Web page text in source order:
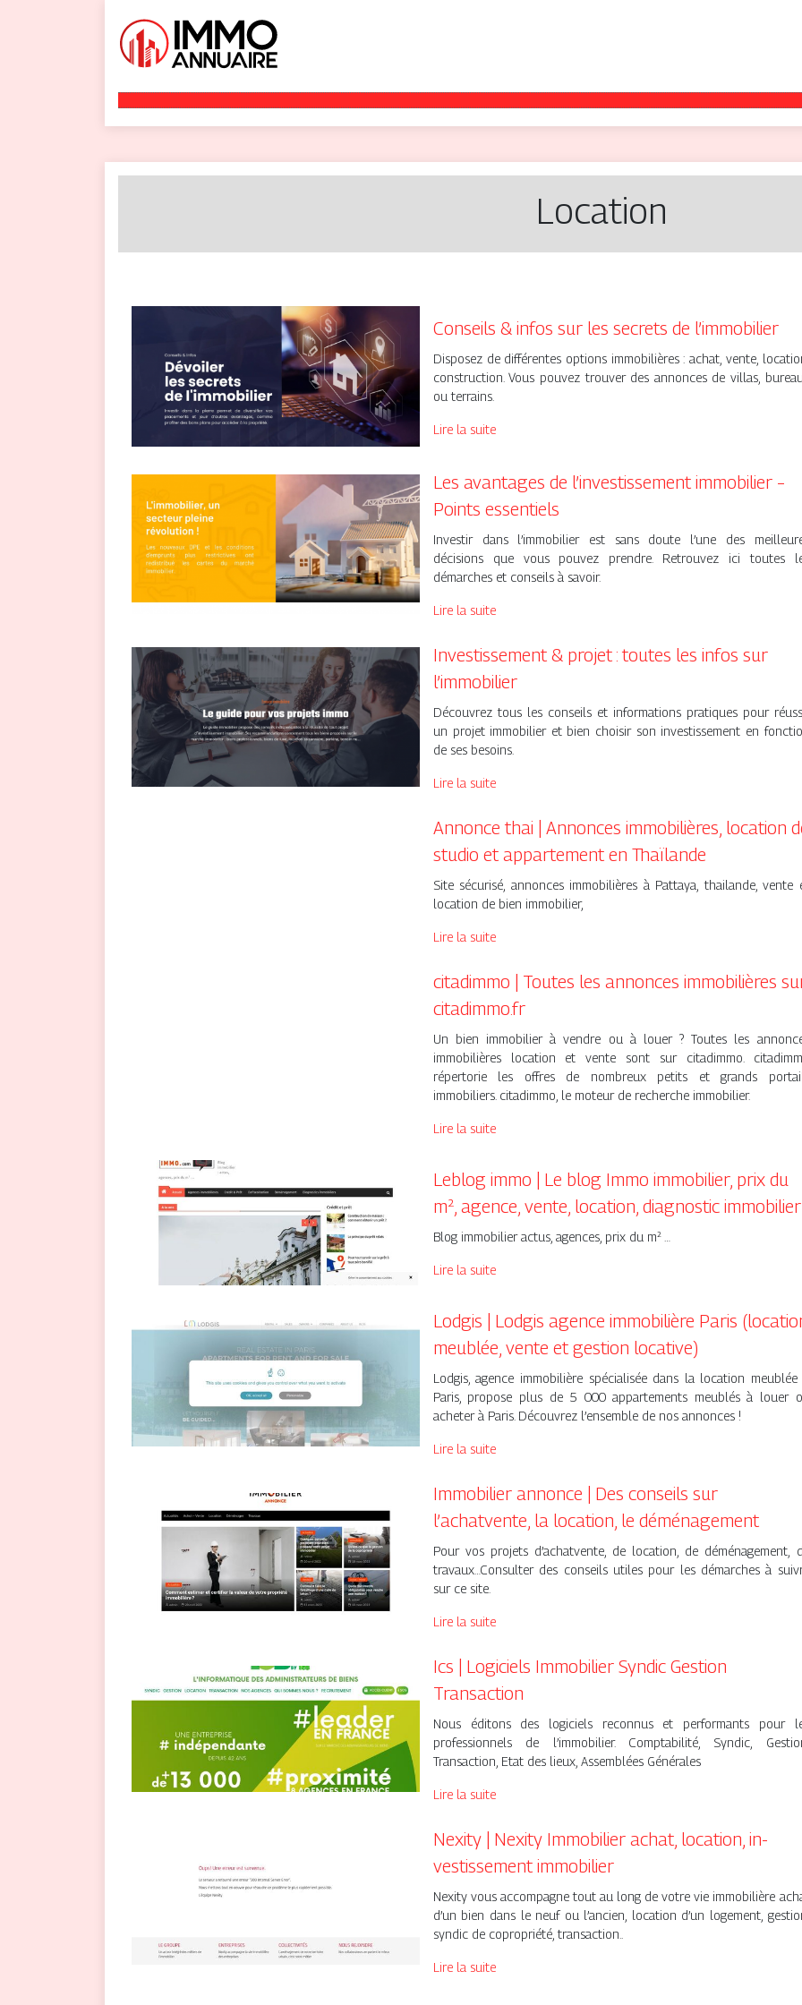
Location
Conseils & infos sur les secrets de l’immobilier
Disposez de différentes options immobilières : achat, vente,
construction. Vous pouvez trouver des annonces de villas,
ou terrains.
Lire la suite
Les avantages de l’investissement immobilier –
Points essentiels
Investir dans l’immobilier est sans doute l’une des
décisions que vous pouvez prendre. Retrouvez ici toutes
démarches et conseils à savoir.
Lire la suite
Investissement & projet : toutes les infos sur
l’immobilier
Découvrez tous les conseils et informations pratiques pour
un projet immobilier et bien choisir son investissement en
de ses besoins.
Lire la suite
Annonce thai | Annonces im­mobi­lières, location
studio et appartement en Thaïlande
Site sécurisé, annonces immobilières à Pattaya, thailande, vente
location de bien immobilier,
Lire la suite
citadimmo | Toutes les annonces im­mobi­lières
citadimmo.fr
Un bien immobilier à vendre ou à louer ? Toutes les
immobilières location et vente sont sur citadimmo.
répertorie les offres de nombreux petits et grands
immobiliers. citadimmo, le moteur de recherche immobilier.
Lire la suite
Leblog immo | Le blog Immo immobilier, prix du
m², agence, vente, location, diagnostic immobilier
Blog immobilier actus, agences, prix du m² …
Lire la suite
Lodgis | Lodgis agence immobilière Paris
meublée, vente et gestion locative)
Lodgis, agence immobilière spécialisée dans la location meublée
Paris, propose plus de 5 000 appartements meublés à louer
acheter à Paris. Découvrez l’ensemble de nos annonces !
Lire la suite
Immobilier annonce | Des conseils sur
l’achatvente, la location, le déménage­ment
Pour vos projets d’achatvente, de location, de déménagement,
travaux…Consulter des conseils utiles pour les démarches à
sur ce site.
Lire la suite
Ics | Logiciels Immobilier Syndic Gestion
Transaction
Nous éditons des logiciels reconnus et performants pour
professionnels de l’immobilier. Comptabilité, Syndic,
Transaction, Etat des lieux, Assemblées Générales
Lire la suite
Nexity | Nexity Immobilier achat, location, in­
vestis­se­ment immobilier
Nexity vous accompagne tout au long de votre vie immobilière
d’un bien dans le neuf ou l’ancien, location d’un logement,
syndic de copropriété, transaction..
Lire la suite